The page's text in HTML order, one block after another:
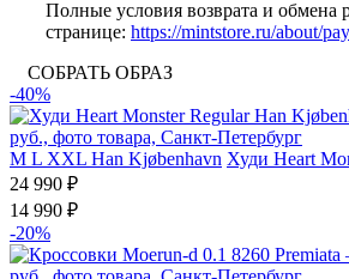
Полные условия возврата и обмена
странице: https://mintstore.ru/about/
СОБРАТЬ ОБРАЗ
-40%
M L XXL Han Kjøbenhavn Худи Heart
24 990 ₽
14 990 ₽
-20%